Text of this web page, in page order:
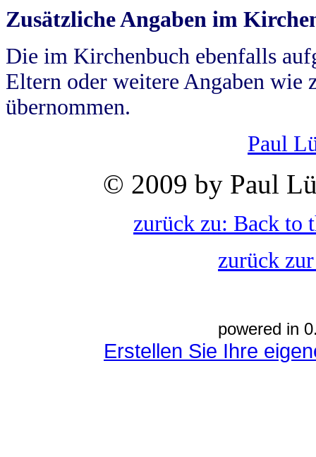
Zusätzliche Angaben im
Die im Kirchenbuch ebenfalls
Eltern oder weitere Angaben wie
übernommen.
Paul
© 2009 by Paul
zurück zu: Back to
zurück
powered in
Erstellen Sie Ihre